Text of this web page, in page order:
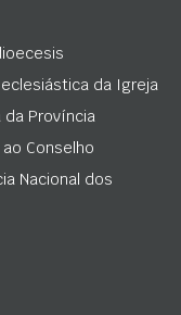
da Igreja
da Província
Conselho
Nacional dos